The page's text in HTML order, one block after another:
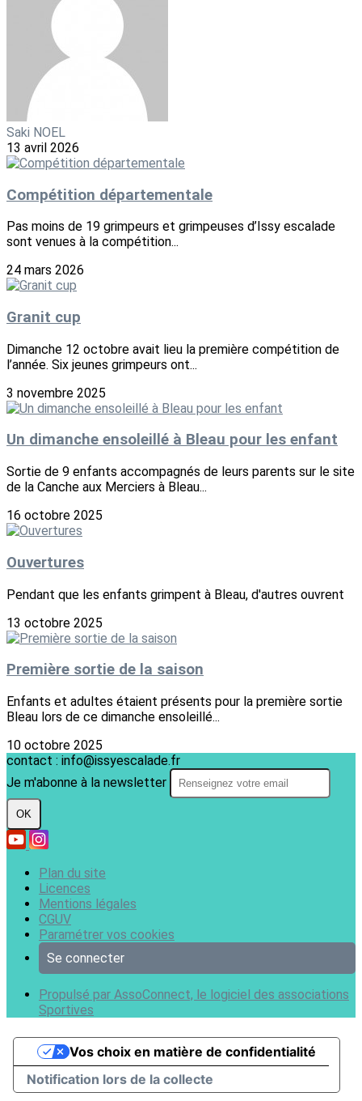
Saki NOEL
13 avril 2026
Compétition départementale
Pas moins de 19 grimpeurs et grimpeuses d’Issy escalade
sont venues à la compétition...
24 mars 2026
Granit cup
Dimanche 12 octobre avait lieu la première compétition de
l’année. Six jeunes grimpeurs ont...
3 novembre 2025
Un dimanche ensoleillé à Bleau pour les enfant
Sortie de 9 enfants accompagnés de leurs parents sur le site
de la Canche aux Merciers à Bleau...
16 octobre 2025
Ouvertures
Pendant que les enfants grimpent à Bleau, d'autres ouvrent
13 octobre 2025
Première sortie de la saison
Enfants et adultes étaient présents pour la première sortie
Bleau lors de ce dimanche ensoleillé...
10 octobre 2025
contact : info@issyescalade.fr
Je m'abonne à la newsletter
OK
Plan du site
Licences
Mentions légales
CGUV
Paramétrer vos cookies
Se connecter
Propulsé par AssoConnect, le logiciel des associations
Sportives
Notification lors de la collecte
Vos choix en matière de confidentialité